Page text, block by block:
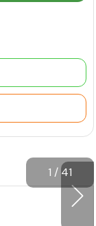
1 / 41